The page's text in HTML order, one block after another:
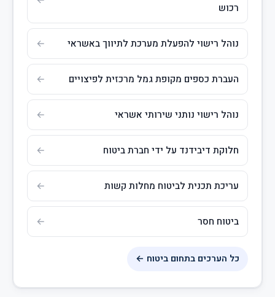
רכוש
נוהל רישוי להפעלת מערכת לתיווך באשראי
העברת כספים מקופת גמל מרכזית לפיצויים
נוהל רישוי נותני שירותי אשראי
חלוקת דיבידנד על ידי חברת ביטוח
עריכת תכנית לביטוח מחלות קשות
ביטוח חסר
כל הערכים בתחום ביטוח ←